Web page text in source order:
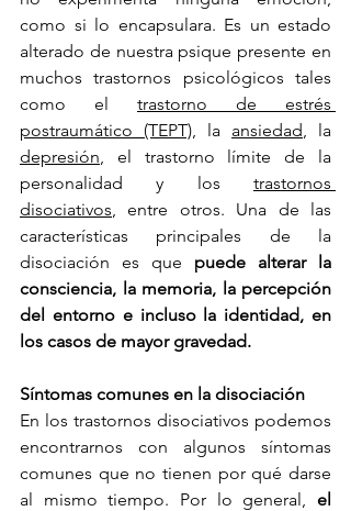
como si lo encapsulara. Es un estado
alterado de nuestra psique presente en
muchos trastornos psicológicos tales
como el trastorno de estrés
postraumático (TEPT), la ansiedad
depresión, el trastorno límite de la
personalidad y los trastornos
disociativos, entre otros. Una de las
características principales de la
disociación es que puede alterar la
consciencia, la memoria, la percepción
del entorno e incluso la identidad, en
los casos de mayor gravedad.
Síntomas comunes en la disociación
En los trastornos disociativos podemos
encontrarnos con algunos síntomas
comunes que no tienen por qué darse
al mismo tiempo. Por lo general, el